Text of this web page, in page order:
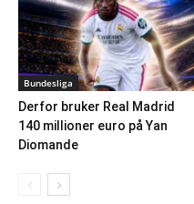
Bundesliga
Derfor bruker Real Madrid
140 millioner euro på Yan
Diomande